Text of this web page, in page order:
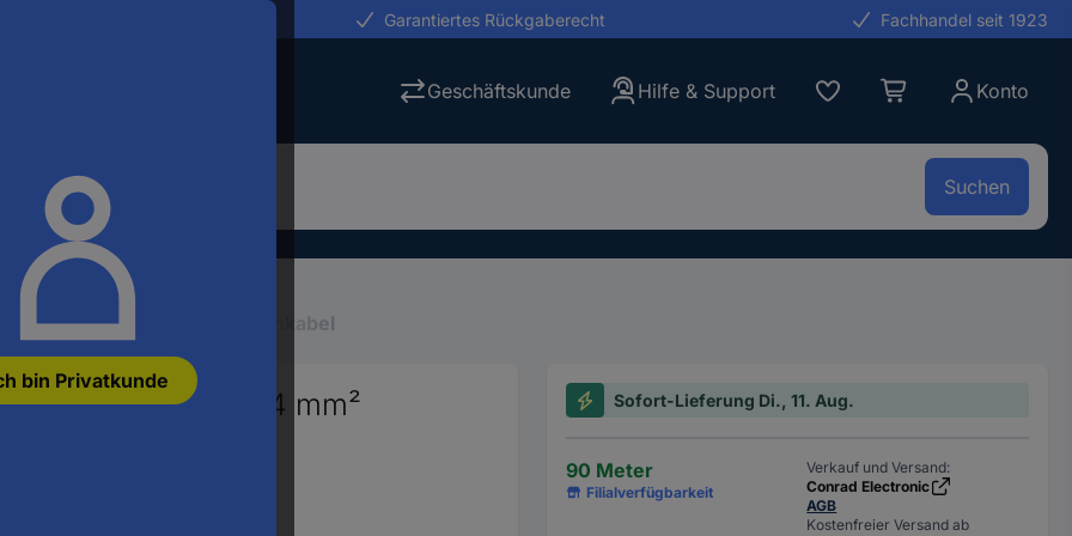
bin Privatkunde
Garantiertes Rückgaberecht Fachhandel seit 1923
Geschäftskunde Hilfe & Support Konto
Suchen
Mehradrige Kabel Datenkabel
LiYY 14 x 0.34 mm²
Sofort-Lieferung Di., 11. Aug.
90 Meter
Filialverfügbarkeit
Verkauf und Versand:
Conrad Electronic
AGB
Kostenfreier Versand ab